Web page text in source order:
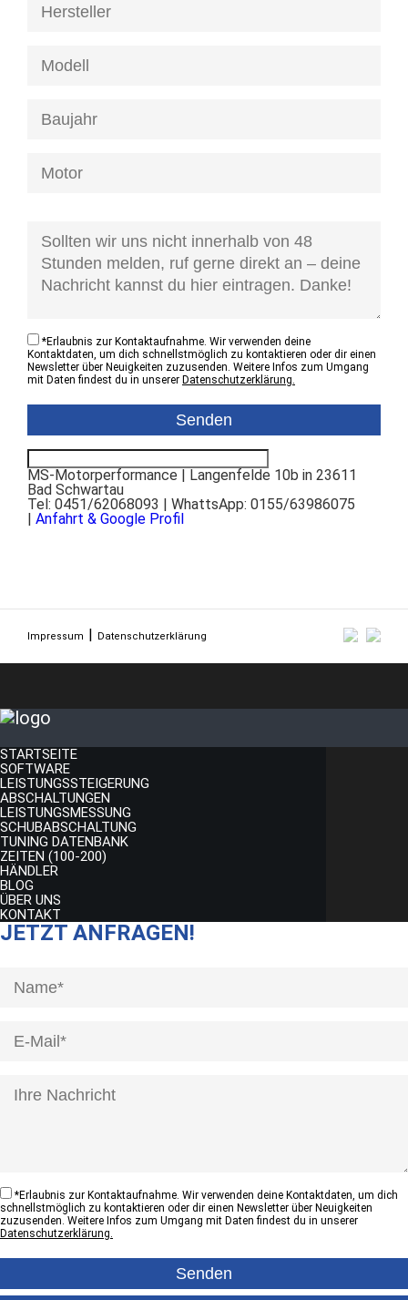
*Erlaubnis zur Kontaktaufnahme. Wir verwenden deine
Kontaktdaten, um dich schnellstmöglich zu kontaktieren oder dir einen
Newsletter über Neuigkeiten zuzusenden. Weitere Infos zum Umgang
mit Daten findest du in unserer Datenschutzerklärung.
MS-Motorperformance | Langenfelde 10b in 23611
Bad Schwartau
Tel: 0451/62068093 | WhattsApp: 0155/63986075
| Anfahrt & Google Profil
Impressum Datenschutzerklärung
STARTSEITE
SOFTWARE
LEISTUNGSSTEIGERUNG
ABSCHALTUNGEN
LEISTUNGSMESSUNG
SCHUBABSCHALTUNG
TUNING DATENBANK
ZEITEN (100-200)
HÄNDLER
BLOG
ÜBER UNS
KONTAKT
JETZT ANFRAGEN!
*Erlaubnis zur Kontaktaufnahme. Wir verwenden deine Kontaktdaten, um dich
schnellstmöglich zu kontaktieren oder dir einen Newsletter über Neuigkeiten
zuzusenden. Weitere Infos zum Umgang mit Daten findest du in unserer
Datenschutzerklärung.